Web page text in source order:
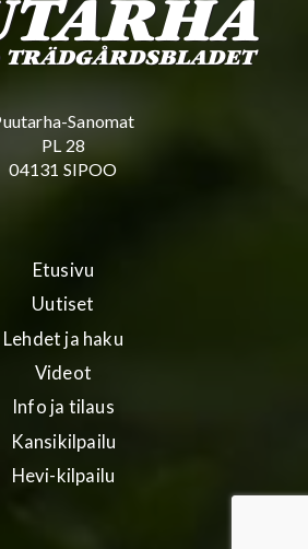
Sanomat
PL 28
04131 SIPOO
Etusivu
Uutiset
Lehdet ja haku
Videot
Info ja tilaus
Kansikilpailu
Hevi-kilpailu